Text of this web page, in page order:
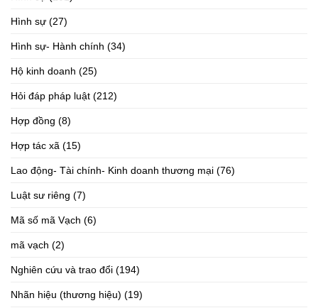
Hình sự (27)
Hình sự- Hành chính (34)
Hộ kinh doanh (25)
Hỏi đáp pháp luật (212)
Hợp đồng (8)
Hợp tác xã (15)
Lao động- Tài chính- Kinh doanh thương mại (76)
Luật sư riêng (7)
Mã số mã Vạch (6)
mã vạch (2)
Nghiên cứu và trao đổi (194)
Nhãn hiệu (thương hiệu) (19)